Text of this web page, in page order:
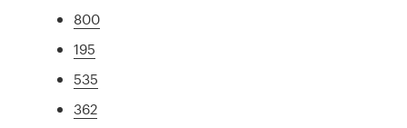
800
195
535
362